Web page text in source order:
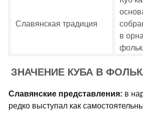
Славянская традиция
в
ЗНАЧЕНИЕ КУБА В
Славянские представления: в
редко выступал как